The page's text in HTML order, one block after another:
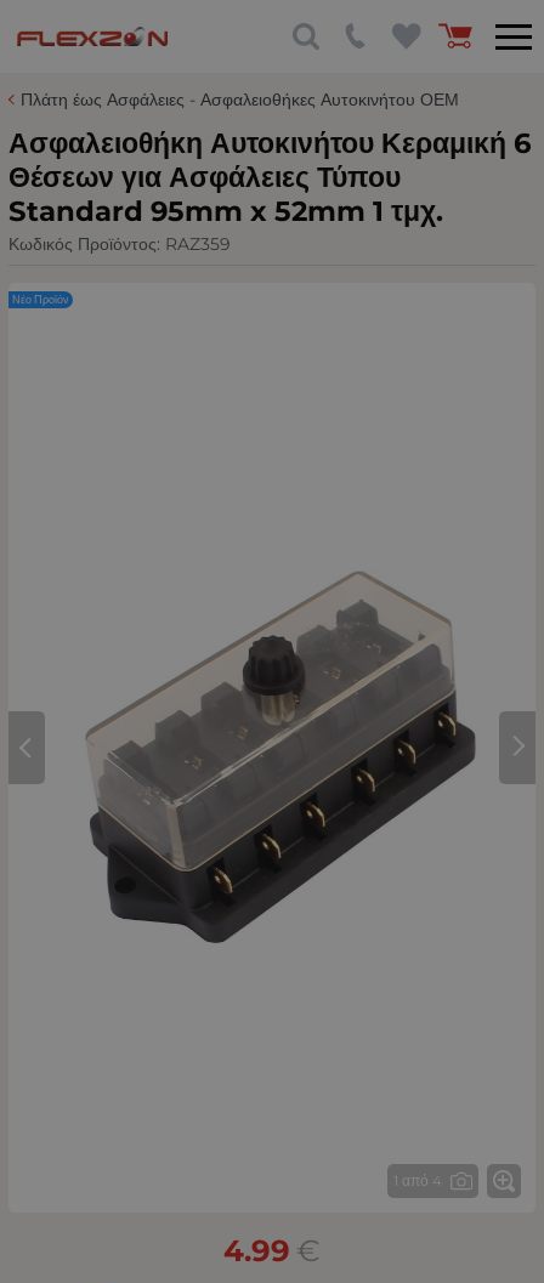
Πλάτη έως Ασφάλειες - Ασφαλειοθήκες Αυτοκινήτου ΟΕΜ
Ασφαλειοθήκη Αυτοκινήτου Κεραμική 6
Θέσεων για Ασφάλειες Τύπου
Standard 95mm x 52mm 1 τμχ.
Κωδικός Προϊόντος: RAZ359
1 από 4
Νέο Προϊόν
4.99 €